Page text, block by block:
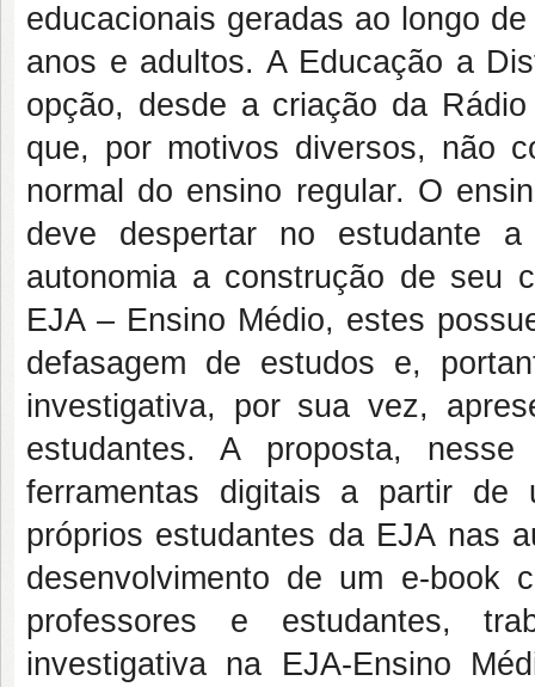
educacionais geradas ao longo
anos e adultos. A Educação a
opção, desde a criação da
que, por motivos diversos, não
normal do ensino regular. O
deve despertar no estudante
autonomia a construção de seu
EJA – Ensino Médio, estes
defasagem de estudos e,
investigativa, por sua vez,
estudantes. A proposta,
ferramentas digitais a partir de
próprios estudantes da EJA nas
desenvolvimento de um e-book
professores e estudantes,
investigativa na EJA-Ensino